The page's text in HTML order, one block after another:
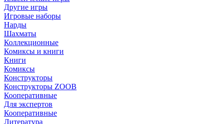
Другие игры
Игровые наборы
Нарды
Шахматы
Коллекционные
Комиксы и книги
Книги
Комиксы
Конструкторы
Конструкторы ZOOB
Кооперативные
Для экспертов
Кооперативные
Литература